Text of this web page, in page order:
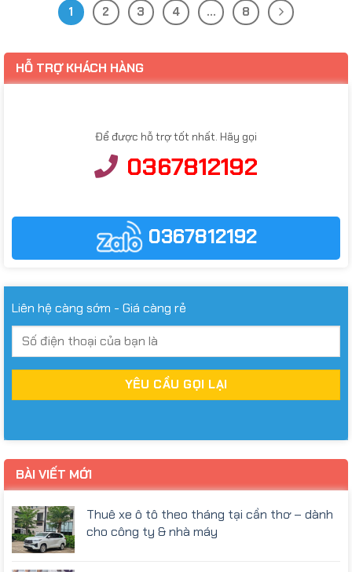
1 2 3 4 … 8
HỖ TRỢ KHÁCH HÀNG
Để được hỗ trợ tốt nhất. Hãy gọi
0367812192
0367812192
Liên hệ càng sớm - Giá càng rẻ
BÀI VIẾT MỚI
Thuê xe ô tô theo tháng tại cần thơ – dành
cho công ty & nhà máy